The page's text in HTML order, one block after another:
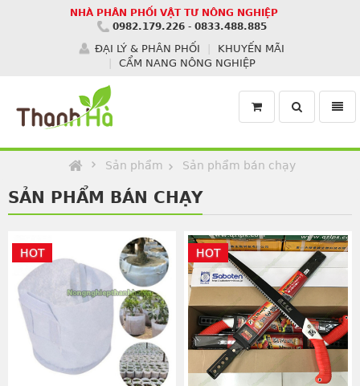
NHÀ PHÂN PHỐI VẬT TƯ NÔNG NGHIỆP
0982.179.226 - 0833.488.885
ĐẠI LÝ & PHÂN PHỐI
KHUYẾN MÃI
CẨM NANG NÔNG NGHIỆP
Toggle
search
Sản phẩm Sản phẩm bán chạy
SẢN PHẨM BÁN CHẠY
HOT HOT